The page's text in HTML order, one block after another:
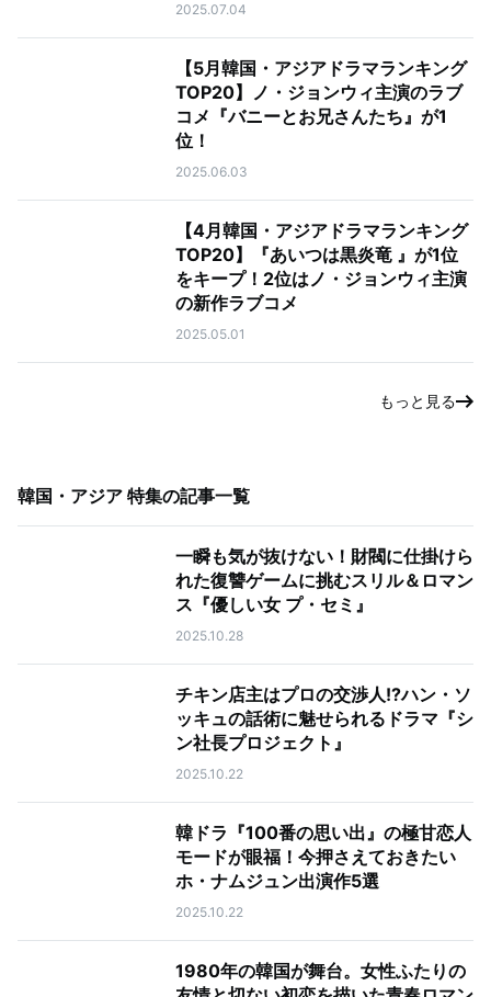
2025.07.04
【5月韓国・アジアドラマランキング
TOP20】ノ・ジョンウィ主演のラブ
コメ『バニーとお兄さんたち』が1
位！
2025.06.03
【4月韓国・アジアドラマランキング
TOP20】『あいつは黒炎竜 』が1位
をキープ！2位はノ・ジョンウィ主演
の新作ラブコメ
2025.05.01
もっと見る
韓国・アジア 特集の記事一覧
一瞬も気が抜けない！財閥に仕掛けら
れた復讐ゲームに挑むスリル＆ロマン
ス『優しい女 プ・セミ』
2025.10.28
チキン店主はプロの交渉人!?ハン・ソ
ッキュの話術に魅せられるドラマ『シ
ン社長プロジェクト』
2025.10.22
韓ドラ『100番の思い出』の極甘恋人
モードが眼福！今押さえておきたい
ホ・ナムジュン出演作5選
2025.10.22
1980年の韓国が舞台。女性ふたりの